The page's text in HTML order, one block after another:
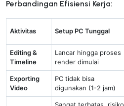
Perbandingan Efisiensi Kerja:
Aktivitas Setup PC Tunggal
Editing &
Timeline
Lancar hingga proses
render dimulai
Exporting
Video
PC tidak bisa
digunakan (1-2 jam)